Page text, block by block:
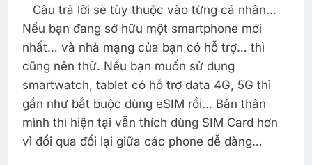
Câu trả lời sẽ tùy thuộc vào từng cá nhân…
Nếu bạn đang sở hữu một smartphone mới
nhất… và nhà mạng của bạn có hỗ trợ… thì
cũng nên thử. Nếu bạn muốn sử dụng
smartwatch, tablet có hỗ trợ data 4G, 5G thì
gần như bắt buộc dùng eSIM rồi… Bản thân
mình thì hiện tại vẫn thích dùng SIM Card hơn
vì đổi qua đổi lại giữa các phone dễ dàng…